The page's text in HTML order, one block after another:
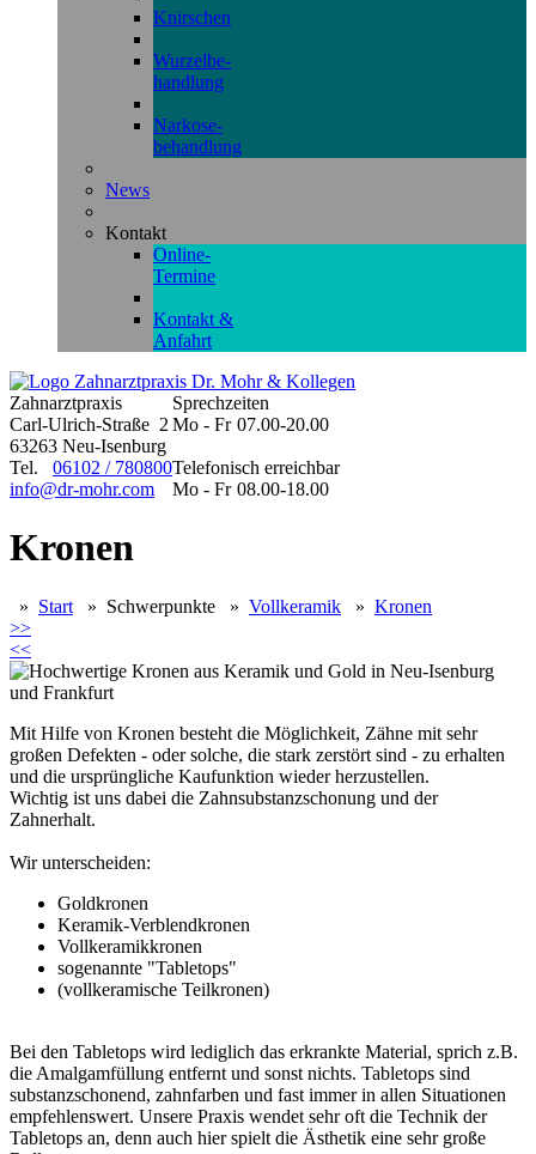
Knirschen
Wurzelbe-
handlung
Narkose-
behandlung
News
Kontakt
Online-
Termine
Kontakt &
Anfahrt
Zahnarztpraxis
Carl-Ulrich-Straße 2
63263 Neu-Isenburg
Tel. 06102 / 780800
info@dr-mohr.com
Sprechzeiten
Mo - Fr 07.00-20.00
Telefonisch erreichbar
Mo - Fr 08.00-18.00
Kronen
» Start » Schwerpunkte » Vollkeramik » Kronen
>>
<<
Mit Hilfe von Kronen besteht die Möglichkeit, Zähne mit sehr
großen Defekten - oder solche, die stark zerstört sind - zu erhalten
und die ursprüngliche Kaufunktion wieder herzustellen.
Wichtig ist uns dabei die Zahnsubstanzschonung und der
Zahnerhalt.
Wir unterscheiden:
Goldkronen
Keramik-Verblendkronen
Vollkeramikkronen
sogenannte "Tabletops"
(vollkeramische Teilkronen)
Bei den Tabletops wird lediglich das erkrankte Material, sprich z.B.
die Amalgamfüllung entfernt und sonst nichts. Tabletops sind
substanzschonend, zahnfarben und fast immer in allen Situationen
empfehlenswert. Unsere Praxis wendet sehr oft die Technik der
Tabletops an, denn auch hier spielt die Ästhetik eine sehr große